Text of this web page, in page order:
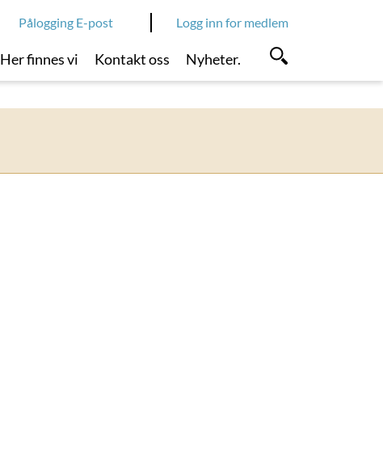
Logg inn for medlem
Pålogging E-post
Her finnes vi Kontakt oss Nyheter.